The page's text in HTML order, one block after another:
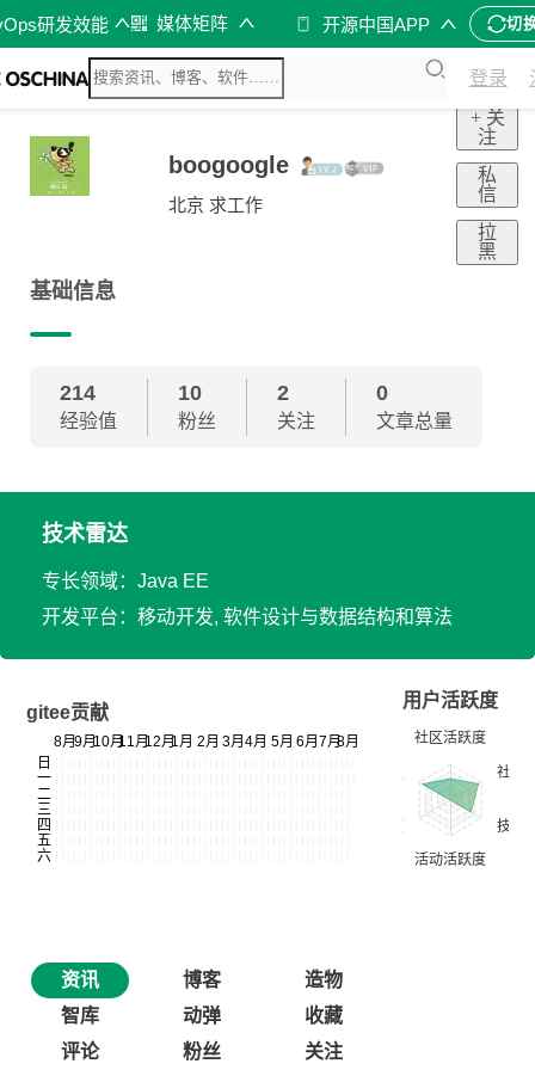
研发效能 媒体矩阵 开源中国APP 切
登录
boogoogle
北京 求工作
+ 关
注
私
信
拉
黑
基础信息
214
经验值
10
粉丝
2
关注
0
文章总量
技术雷达
专长领域：Java EE
开发平台：移动开发, 软件设计与数据结构和算法
gitee贡献
用户活跃度
资讯 博客
造物
智库
动弹
收藏
评论
粉丝 关注